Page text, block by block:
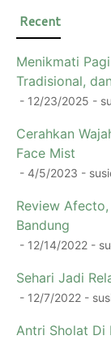
Recent
Menikmati
Tradisional,
- 12/23/2025 -
Cerahkan
Face Mist
- 4/5/2023 -
Review
Bandung
- 12/14/2022 -
Sehari Jadi
- 12/7/2022 -
Antri Sholat Di